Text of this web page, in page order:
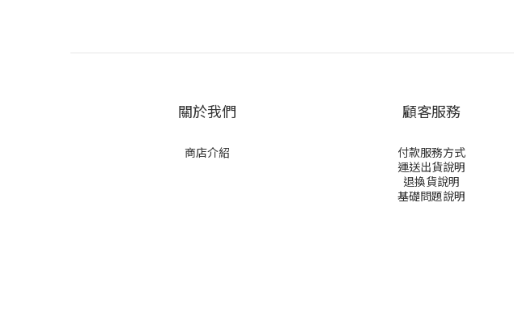
關於我們
商店介紹
顧客服務
付款服務方式
運送出貨說明
退換貨說明
基礎問題說明